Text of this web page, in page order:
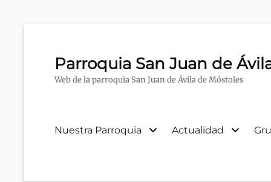
Parroquia San Juan de
Web de la parroquia San Juan de Ávila de Móstoles
Menú
Nuestra Parroquia Actualidad